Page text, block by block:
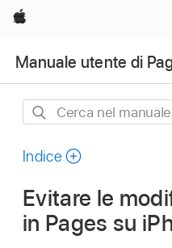
Apple
Manuale utente di
Cerca
manuale
Indice
Evitare le
in Pages su